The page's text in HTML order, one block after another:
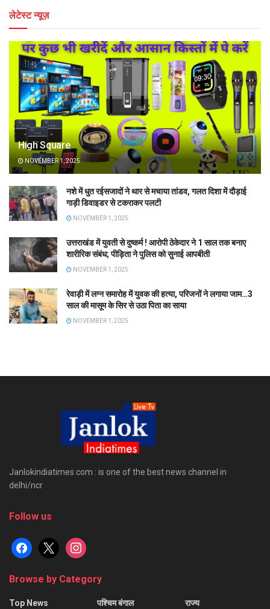
लेटेस्ट न्यूज़
High Square
NOVEMBER 1, 2025
नशे में धुत रईसजादों ने थार से मचाया तांडव, गलत दिशा में दौड़ाई
गाड़ी डिवाइडर से टकराकर पलटी
NOVEMBER 1, 2025
उत्तराखंड में युवती से दुष्कर्म ! आरोपी ठेकेदार ने 1 साल तक बनाए
शारीरिक संबंध; पीड़िता ने पुलिस को सुनाई आपबीती
NOVEMBER 1, 2025
रेवाड़ी में लग्न समारोह में युवक की हत्या, परिजनों ने लगाया जाम…3
साल की मासूम के सिर से उठा पिता का साया
NOVEMBER 1, 2025
Janlokindiatimes.com : is one of the best news channel in
delhi/ncr
Follow us
facebook
x instagram
Browse by Category
Top News
पश्चिम बंगाल
राज्य